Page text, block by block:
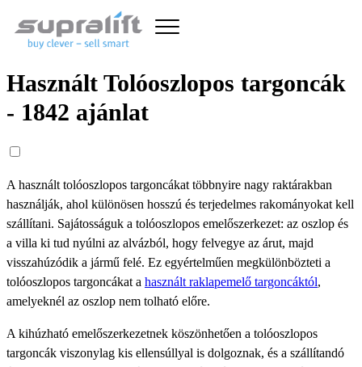
Használt Tolóoszlopos targoncák
- 1842 ajánlat
A használt tolóoszlopos targoncákat többnyire nagy raktárakban
használják, ahol különösen hosszú és terjedelmes rakományokat kell
szállítani. Sajátosságuk a tolóoszlopos emelőszerkezet: az oszlop és
a villa ki tud nyúlni az alvázból, hogy felvegye az árut, majd
visszahúzódik a jármű felé. Ez egyértelműen megkülönbözteti a
tolóoszlopos targoncákat a használt raklapemelő targoncáktól,
amelyeknél az oszlop nem tolható előre.
A kihúzható emelőszerkezetnek köszönhetően a tolóoszlopos
targoncák viszonylag kis ellensúllyal is dolgoznak, és a szállítandó